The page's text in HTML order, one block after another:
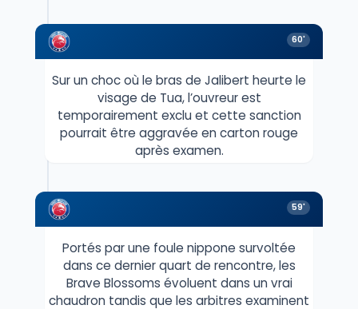
60'
Sur un choc où le bras de Jalibert heurte le
visage de Tua, l’ouvreur est
temporairement exclu et cette sanction
pourrait être aggravée en carton rouge
après examen.
59'
Portés par une foule nippone survoltée
dans ce dernier quart de rencontre, les
Brave Blossoms évoluent dans un vrai
chaudron tandis que les arbitres examinent